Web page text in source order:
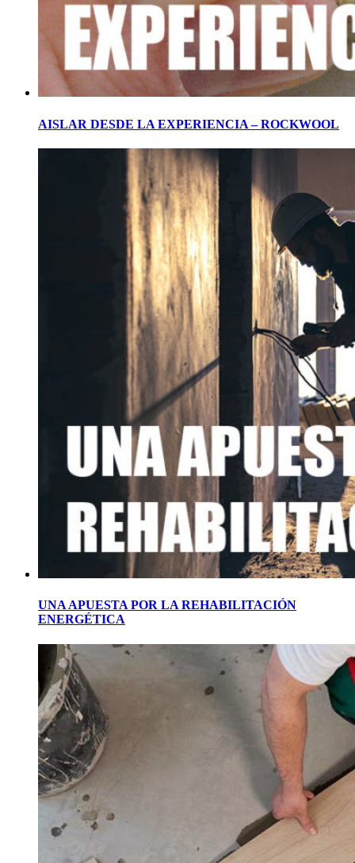
AISLAR DESDE LA EXPERIENCIA – ROCKWOOL
UNA APUESTA POR LA REHABILITACIÓN
ENERGÉTICA